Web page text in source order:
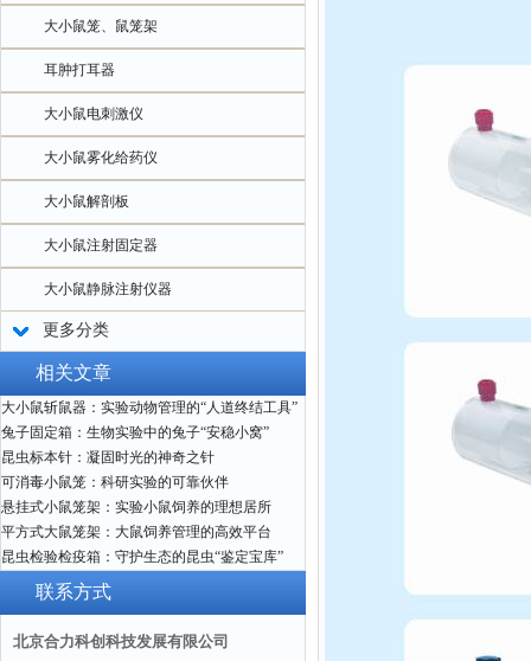
大小鼠笼、鼠笼架
耳肿打耳器
大小鼠电刺激仪
大小鼠雾化给药仪
大小鼠解剖板
大小鼠注射固定器
大小鼠静脉注射仪器
更多分类
相关文章
大小鼠斩鼠器：实验动物管理的“人道终结工具”
兔子固定箱：生物实验中的兔子“安稳小窝”
昆虫标本针：凝固时光的神奇之针
可消毒小鼠笼：科研实验的可靠伙伴
悬挂式小鼠笼架：实验小鼠饲养的理想居所
平方式大鼠笼架：大鼠饲养管理的高效平台
昆虫检验检疫箱：守护生态的昆虫“鉴定宝库”
联系方式
北京合力科创科技发展有限公司